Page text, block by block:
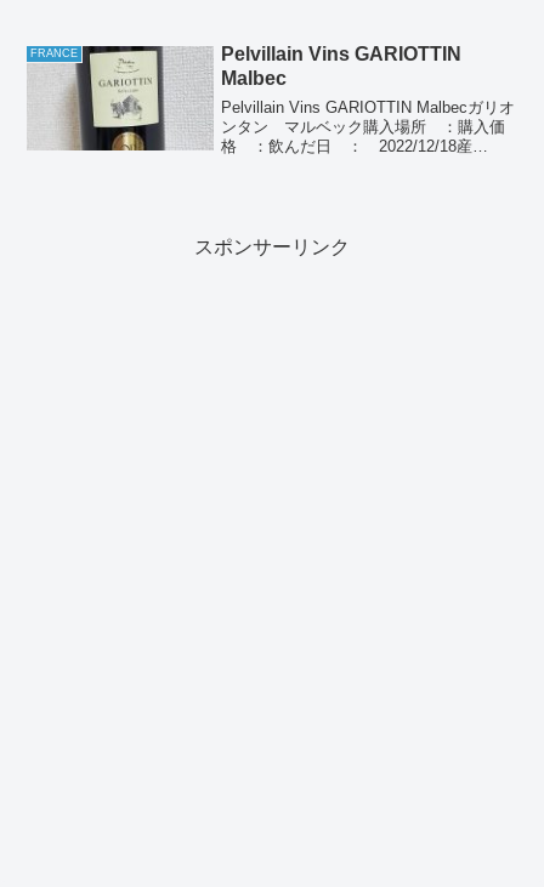
FRANCE
Pelvillain Vins GARIOTTIN
Malbec
Pelvillain Vins GARIOTTIN Malbecガリオ
ンタン マルベック購入場所 ：購入価
格 ：飲んだ日 ： 2022/12/18産
スポンサーリンク